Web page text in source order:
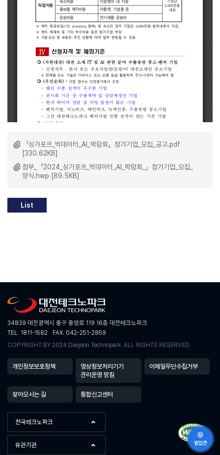
「싱가포르_빅데이터_AI_박람회」참가기업_모집_공고.pdf
[330.62KB]
첨부_「2024_싱가포르_빅데이터_AI_박람회_」참가기업_모집_
양식.hwp [89.5KB]
List
34839 대전광역시 중구 중앙로 119 16층 대전테크노파크
TEL. 1811-1582
FAX. 042-251-2859
COPYRIGHT BY 2024 Daejeon Technopark. ALL RIGHTS RESERVED
전국테크노파크
유관기관
개인정보보호정책
영상정보처리기기
관리운영 방침
이메일무단수집거부
찾아오시는 길 통합신고센터
팝업존